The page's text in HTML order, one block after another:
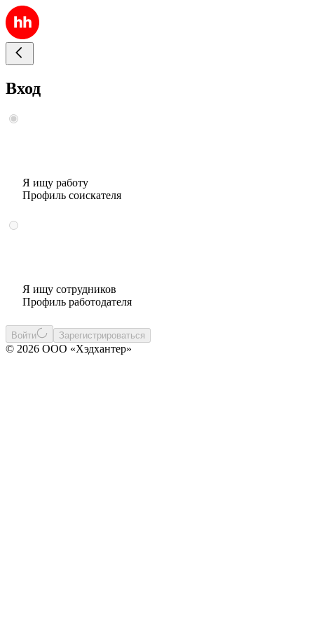
Вход
Я ищу работу
Профиль соискателя
Я ищу сотрудников
Профиль работодателя
Войти Зарегистрироваться
© 2026 ООО «Хэдхантер»